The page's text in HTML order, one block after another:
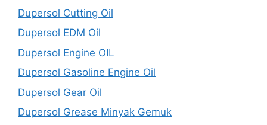
Dupersol Cutting Oil
Dupersol EDM Oil
Dupersol Engine OIL
Dupersol Gasoline Engine Oil
Dupersol Gear Oil
Dupersol Grease Minyak Gemuk